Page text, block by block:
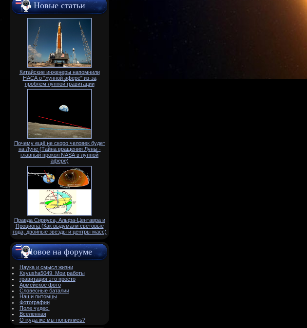
Новые статьи
Китайские инженеры напомнили
НАСА о "лунной афере" из-за
проблем лунной гравитации
Почему ещё не скоро человек будет
на Луне (Тайна вращения Луны -
главный прокол NАSА в лунной
афере)
Правда Сириуса, Альфа-Центавра и
Проциона (Как выдумали световые
года, двойные звёзды и центры масс)
Новое на форуме
Наука и смысл жизни
Ksyusha5049. Мои работы
гравитация это просто
Армейское фото
Словесные баталии
Наши питомцы
Фотографии
Поле чудес.
Вселенная
Откуда же мы появились?